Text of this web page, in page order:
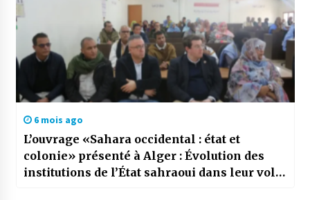
6 mois ago
L’ouvrage «Sahara occidental : état et
colonie» présenté à Alger : Évolution des
institutions de l’État sahraoui dans leur volet